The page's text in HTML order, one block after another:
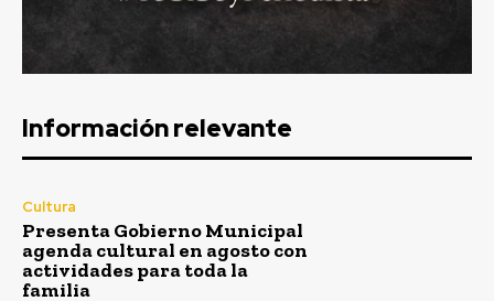
Información relevante
Cultura
Presenta Gobierno Municipal
agenda cultural en agosto con
actividades para toda la
familia